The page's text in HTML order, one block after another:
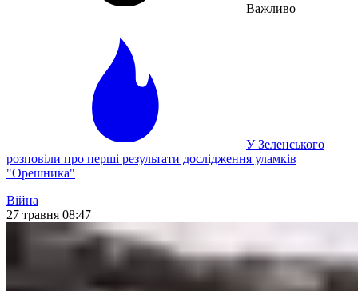
Важливо
У Зеленського
розповіли про перші результати дослідження уламків
"Орешника"
Війна
27 травня 08:47